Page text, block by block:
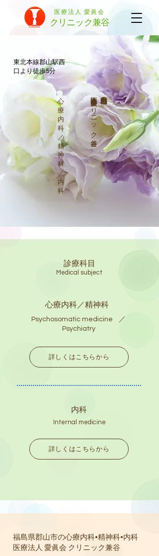
医療法人 愛眞会
クリニック兼谷
福島県郡山市の
医療法人 愛眞会 クリニック兼谷
東北本線郡山駅西
口より徒歩5分
心
療
内
科
／
精
神
科
／
内
科
診療科目
Medical subject
心療内科／精神科
Psychosomatic medicine
／
Psychiatry
詳しくはこちらから
内科
Internal medicine
詳しくはこちらから
福島県郡山市の心療内科•精神科•内科
医療法人 愛眞会 クリニック兼谷